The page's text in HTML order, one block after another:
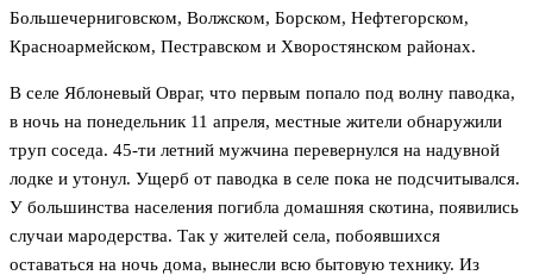
Большечерниговском, Волжском, Борском, Нефтегорском,
Красноармейском, Пестравском и Хворостянском районах.
В селе Яблоневый Овраг, что первым попало под волну паводка,
в ночь на понедельник 11 апреля, местные жители обнаружили
труп соседа. 45-ти летний мужчина перевернулся на надувной
лодке и утонул. Ущерб от паводка в селе пока не подсчитывался.
У большинства населения погибла домашняя скотина, появились
случаи мародерства. Так у жителей села, побоявшихся
оставаться на ночь дома, вынесли всю бытовую технику. Из